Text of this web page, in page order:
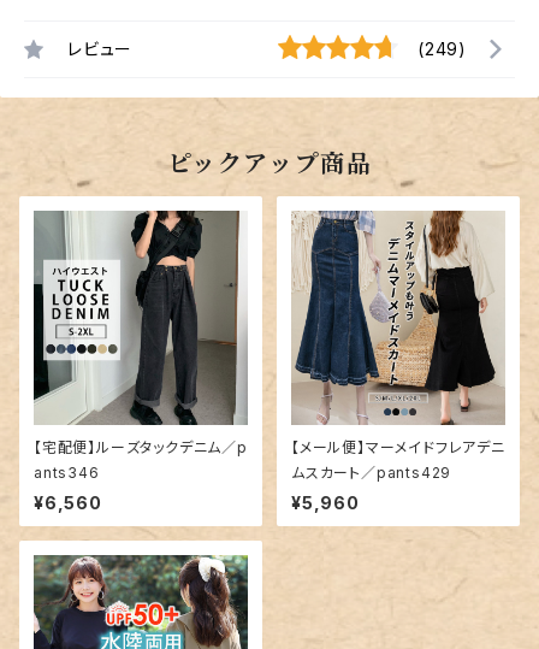
レビュー (249)
ピックアップ商品
【宅配便】ルーズタックデニム／p
ants346
¥6,560
【メール便】マーメイドフレアデニ
ムスカート／pants429
¥5,960